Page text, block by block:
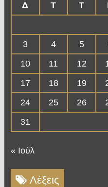
Δ
Τ Τ
3
4 5
10
11 12
17
18 19
24
25 26
31
« Ιούλ
Λέξεις